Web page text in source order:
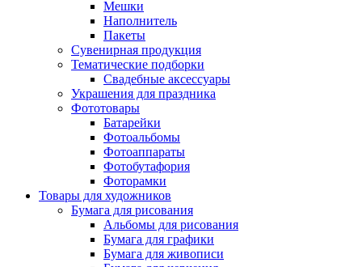
Мешки
Наполнитель
Пакеты
Сувенирная продукция
Тематические подборки
Свадебные аксессуары
Украшения для праздника
Фототовары
Батарейки
Фотоальбомы
Фотоаппараты
Фотобутафория
Фоторамки
Товары для художников
Бумага для рисования
Альбомы для рисования
Бумага для графики
Бумага для живописи